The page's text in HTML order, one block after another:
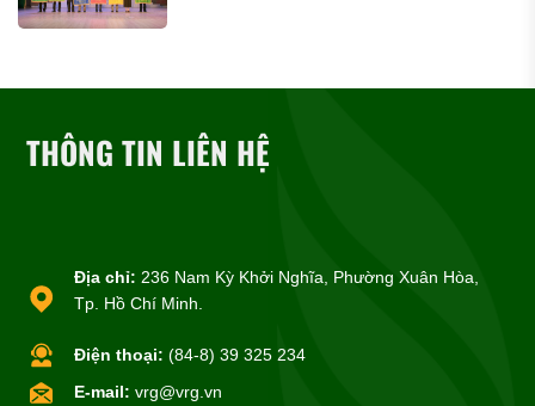
THÔNG TIN LIÊN HỆ
Địa chỉ: 236 Nam Kỳ Khởi Nghĩa, Phường Xuân Hòa,
Tp. Hồ Chí Minh.
Điện thoại: (84-8) 39 325 234
E-mail: vrg@vrg.vn